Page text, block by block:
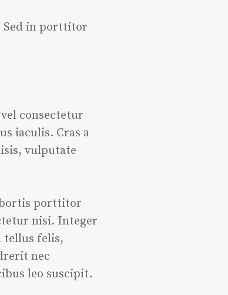
Sed in porttitor
consectetur
iaculis. Cras a
vulputate
porttitor
nisi. Integer
tellus felis,
nec
leo suscipit.